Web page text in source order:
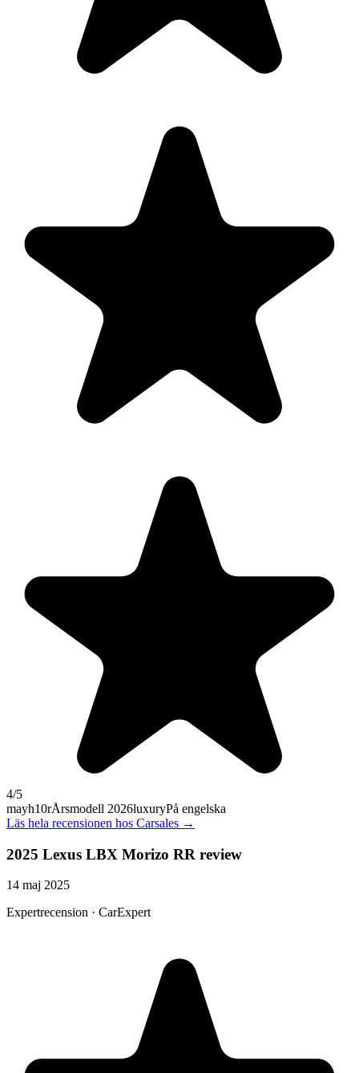
4/5
mayh10rÅrsmodell 2026luxuryPå engelska
Läs hela recensionen hos Carsales →
2025 Lexus LBX Morizo RR review
14 maj 2025
Expertrecension · CarExpert